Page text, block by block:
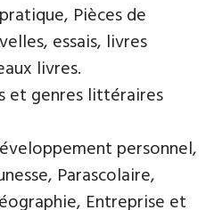
Pièces de
essais, livres
livres.
et genres littéraires
personnel,
Parascolaire,
Entreprise et